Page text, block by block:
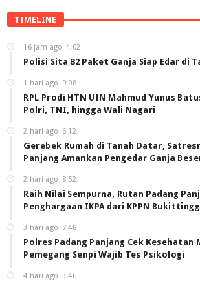
TIMELINE
16 jam ago 4:02
Polisi Sita 82 Paket Ganja Siap Edar di
1 hari ago 9:08
RPL Prodi HTN UIN Mahmud Yunus
Polri, TNI, hingga Wali Nagari
2 hari ago 6:12
Gerebek Rumah di Tanah Datar,
Panjang Amankan Pengedar Ganja
2 hari ago 8:52
Raih Nilai Sempurna, Rutan Padang
Penghargaan IKPA dari KPPN
3 hari ago 7:48
Polres Padang Panjang Cek Kesehatan
Pemegang Senpi Wajib Tes Psikologi
4 hari ago 3:46